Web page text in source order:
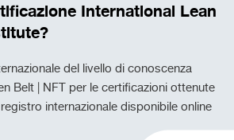
International Lean
del livello di conoscenza
Belt | NFT per le certificazioni ottenute
internazionale disponibile online